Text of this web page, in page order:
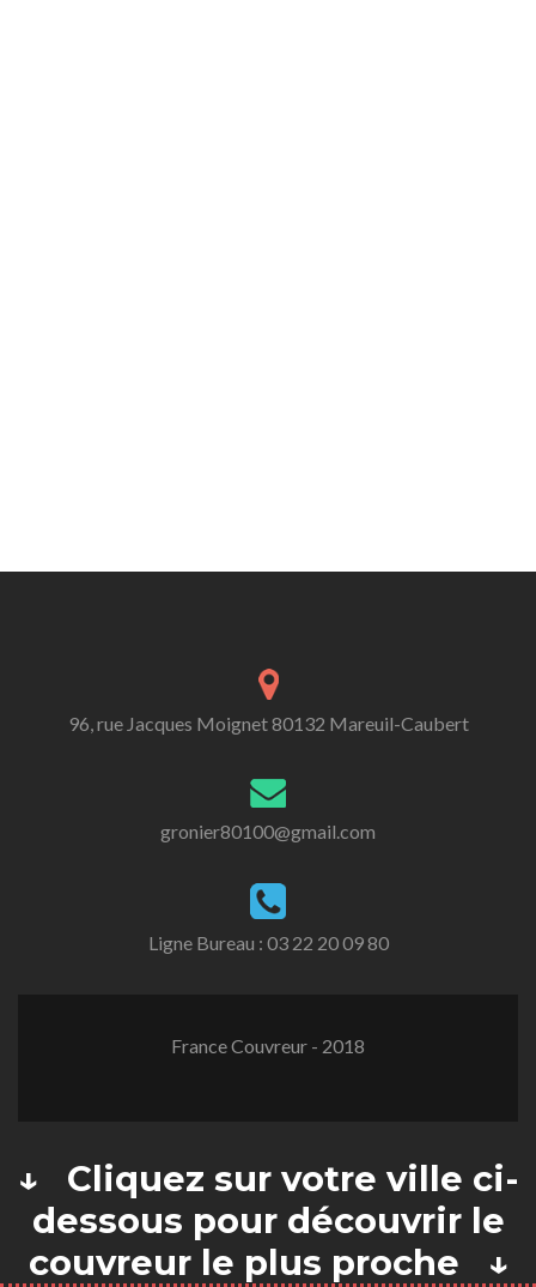
96, rue Jacques Moignet 80132 Mareuil-Caubert
gronier80100@gmail.com
Ligne Bureau : 03 22 20 09 80
France Couvreur - 2018
↓ Cliquez sur votre ville ci-
dessous pour découvrir le
couvreur le plus proche ↓